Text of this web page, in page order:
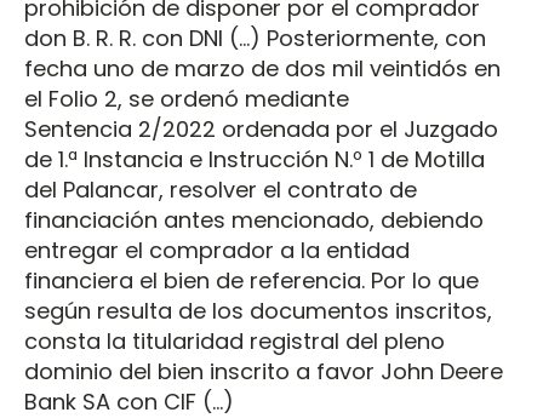
prohibición de disponer por el comprador
don B. R. R. con DNI (…) Posteriormente, con
fecha uno de marzo de dos mil veintidós en
el Folio 2, se ordenó mediante
Sentencia 2/2022 ordenada por el Juzgado
de 1.ª Instancia e Instrucción N.º 1 de Motilla
del Palancar, resolver el contrato de
financiación antes mencionado, debiendo
entregar el comprador a la entidad
financiera el bien de referencia. Por lo que
según resulta de los documentos inscritos,
consta la titularidad registral del pleno
dominio del bien inscrito a favor John Deere
Bank SA con CIF (…)